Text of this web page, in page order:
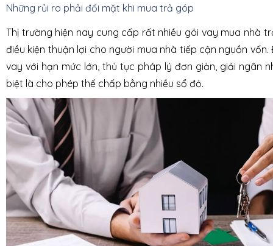
Những rủi ro phải đối mặt khi mua trả góp
Thị trường hiện nay cung cấp rất nhiều gói vay mua nhà
điều kiện thuận lợi cho người mua nhà tiếp cận nguồn
vay với hạn mức lớn, thủ tục pháp lý đơn giản, giải ngân
biệt là cho phép thế chấp bằng nhiều sổ đỏ.